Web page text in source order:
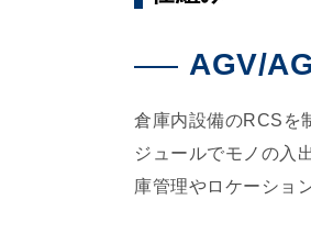
AGV/
倉庫内設備のRCSを
ジュールでモノの入
庫管理やロケーショ